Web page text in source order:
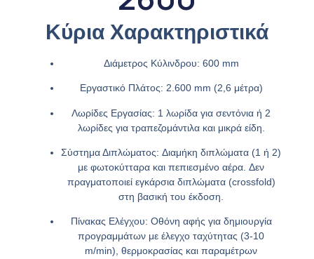
Κύρια Χαρακτηριστικά
Διάμετρος Κύλινδρου: 600 mm
Εργαστικό Πλάτος: 2.600 mm (2,6 μέτρα)
Λωρίδες Εργασίας: 1 λωρίδα για σεντόνια ή 2
λωρίδες για τραπεζομάντιλα και μικρά είδη.
Σύστημα Διπλώματος: Διαμήκη διπλώματα (1 ή 2)
με φωτοκύτταρα και πεπιεσμένο αέρα. Δεν
πραγματοποιεί εγκάρσια διπλώματα(crossfold)
στη βασική του έκδοση.
Πίνακας Ελέγχου: Οθόνη αφής για δημιουργία
προγραμμάτων με έλεγχο ταχύτητας (3-10
m/min), θερμοκρασίας και παραμέτρων